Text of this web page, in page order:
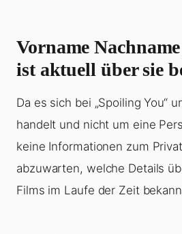
Vorname
ist aktuell über sie
Da es sich bei „Spoiling You“
handelt und nicht um eine
keine Informationen zum
abzuwarten, welche Details
Films im Laufe der Zeit